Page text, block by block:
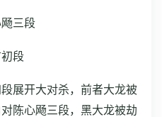
三段
段
展开大对杀，前者大龙被
陈心飏三段，黑大龙被劫